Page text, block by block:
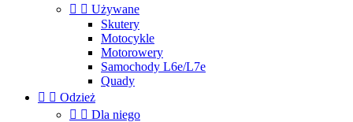
  Używane
Skutery
Motocykle
Motorowery
Samochody L6e/L7e
Quady
  Odzież
  Dla niego